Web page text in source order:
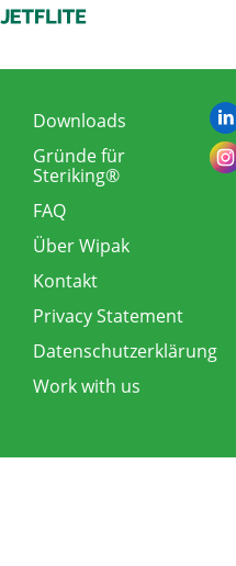
Downloads
Gründe für
Steriking®
FAQ
Über Wipak
Kontakt
Privacy Statement
Datenschutzerklärung
Work with us